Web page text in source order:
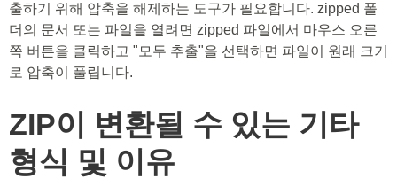
출하기 위해 압축을 해제하는 도구가 필요합니다. zipped 폴
더의 문서 또는 파일을 열려면 zipped 파일에서 마우스 오른
쪽 버튼을 클릭하고 "모두 추출"을 선택하면 파일이 원래 크기
로 압축이 풀립니다.
ZIP이 변환될 수 있는 기타
형식 및 이유